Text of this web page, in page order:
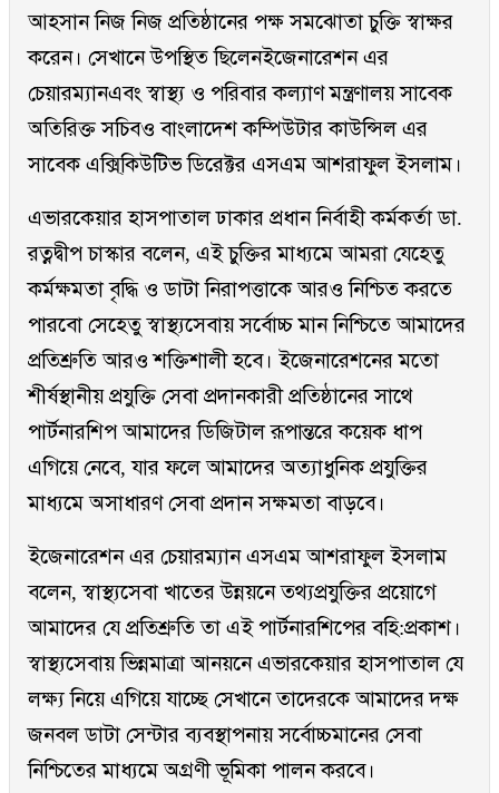
আহসান নিজ নিজ প্রতিষ্ঠানের পক্ষ সমঝোতা চুক্তি স্বাক্ষর
করেন। সেখানে উপস্থিত ছিলেনইজেনারেশন এর
চেয়ারম্যানএবং স্বাস্থ্য ও পরিবার কল্যাণ মন্ত্রণালয় সাবেক
অতিরিক্ত সচিবও বাংলাদেশ কম্পিউটার কাউন্সিল এর
সাবেক এক্সি্কিউটিভ ডিরেক্টর এসএম আশরাফুল ইসলাম।
এভারকেয়ার হাসপাতাল ঢাকার প্রধান নির্বাহী কর্মকর্তা ডা.
রত্নদ্বীপ চাস্কার বলেন, এই চুক্তির মাধ্যমে আমরা যেহেতু
কর্মক্ষমতা বৃদ্ধি ও ডাটা নিরাপত্তাকে আরও নিশ্চিত করতে
পারবো সেহেতু স্বাস্থ্যসেবায় সর্বোচ্চ মান নিশ্চিতে আমাদের
প্রতিশ্রুতি আরও শক্তিশালী হবে। ইজেনারেশনের মতো
শীর্ষস্থানীয় প্রযুক্তি সেবা প্রদানকারী প্রতিষ্ঠানের সাথে
পার্টনারশিপ আমাদের ডিজিটাল রূপান্তরে কয়েক ধাপ
এগিয়ে নেবে, যার ফলে আমাদের অত্যাধুনিক প্রযুক্তির
মাধ্যমে অসাধারণ সেবা প্রদান সক্ষমতা বাড়বে।
ইজেনারেশন এর চেয়ারম্যান এসএম আশরাফুল ইসলাম
বলেন, স্বাস্থ্যসেবা খাতের উন্নয়নে তথ্যপ্রযুক্তির প্রয়োগে
আমাদের যে প্রতিশ্রুতি তা এই পার্টনারশিপের বহি:প্রকাশ।
স্বাস্থ্যসেবায় ভিন্নমাত্রা আনয়নে এভারকেয়ার হাসপাতাল যে
লক্ষ্য নিয়ে এগিয়ে যাচ্ছে সেখানে তাদেরকে আমাদের দক্ষ
জনবল ডাটা সেন্টার ব্যবস্থাপনায় সর্বোচ্চমানের সেবা
নিশ্চিতের মাধ্যমে অগ্রণী ভূমিকা পালন করবে।